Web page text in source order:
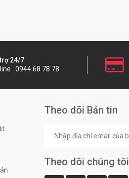
24/7
: 0944 68 78 78
Theo dõi Bản tin
Theo dõi chúng tôi